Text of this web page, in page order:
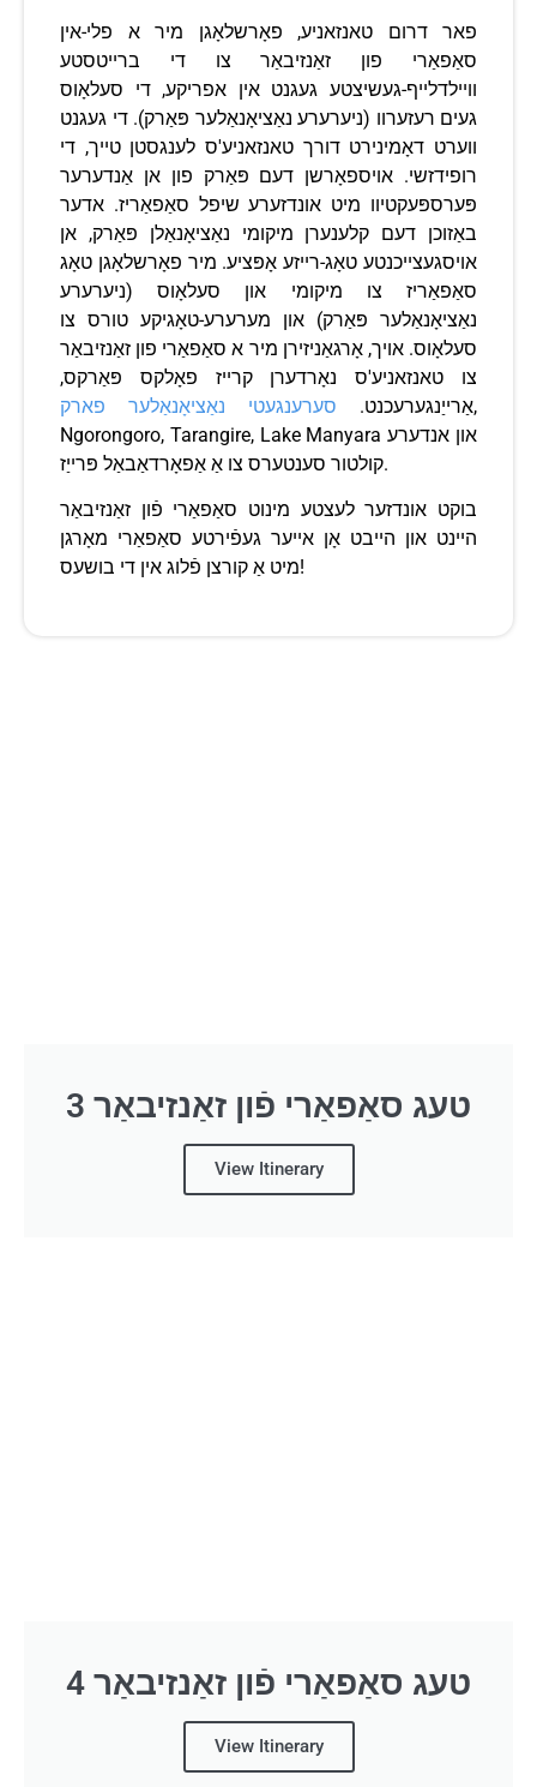
פאר דרום טאנזאניע, פאָרשלאָגן מיר א פלי-אין
סאַפאַרי פון זאַנזיבאַר צו די ברייטסטע
וויילדלייף-געשיצטע געגנט אין אפריקע, די סעלאָוס
געים רעזערוו (ניערערע נאַציאָנאַלער פּאַרק). די געגנט
ווערט דאָמינירט דורך טאנזאניע'ס לענגסטן טייך, די
רופידזשי. אויספאָרשן דעם פּאַרק פון אן אַנדערער
פּערספּעקטיוו מיט אונדזערע שיפל סאַפאַריז. אדער
באַזוכן דעם קלענערן מיקומי נאַציאָנאַלן פּאַרק, אן
אויסגעצייכנטע טאָג-רייזע אָפּציע. מיר פאָרשלאָגן טאָג
סאַפאַריז צו מיקומי און סעלאָוס (ניערערע
נאַציאָנאַלער פּאַרק) און מערערע-טאָגיקע טורס צו
סעלאָוס. אויך, אָרגאַניזירן מיר א סאַפאַרי פון זאַנזיבאַר
צו טאנזאניע'ס נאָרדערן קרייז פאָלקס פּאַרקס,
אַרייַנגערעכנט. סערענגעטי נאַציאָנאַלער פארק
,
Ngorongoro, Tarangire, Lake Manyara און אנדערע
קולטור סענטערס צו אַ אַפאָרדאַבאַל פּרייַז.
בוקט אונדזער לעצטע מינוט סאַפאַרי פֿון זאַנזיבאַר
היינט און הייבט אָן אייער געפֿירטע סאַפאַרי מאָרגן
מיט אַ קורצן פֿלוג אין די בושעס!
3 טעג סאַפאַרי פֿון זאַנזיבאַר
View Itinerary
4 טעג סאַפאַרי פֿון זאַנזיבאַר
View Itinerary